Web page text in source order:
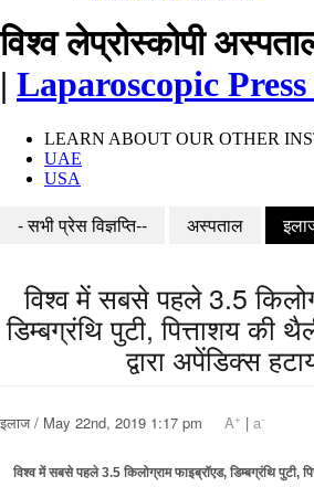
विश्व लेप्रोस्कोपी
| Laparoscopic Press
LEARN ABOUT OUR OTHER
UAE
USA
- सभी प्रेस विज्ञप्ति-- अस्पताल
विश्व में सबसे पहले 3.5
डिम्बग्रंथि पुटी, पित्ताशय की
द्वारा अपेंडिक्स
इलाज / May 22nd, 2019 1:17 pm A+ | a-
विश्व में सबसे पहले 3.5 किलोग्राम फाइब्रॉएड, डिम्बग्रंथि पुटी,